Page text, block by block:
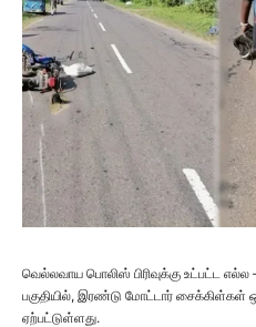
வெல்லவாய பொலிஸ் பிரிவுக்கு உட்பட்ட
பகுதியில், இரண்டு மோட்டார் சைக்கிள்கள்
ஏற்பட்டுள்ளது.